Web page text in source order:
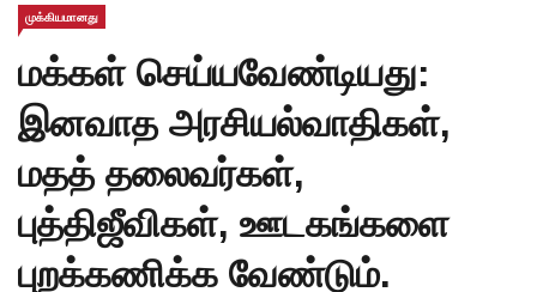
முக்கியமானது
மக்கள் செய்யவேண்டியது:
இனவாத அரசியல்வாதிகள்,
மதத் தலைவர்கள்,
புத்திஜீவிகள், ஊடகங்களை
புறக்கணிக்க வேண்டும்.